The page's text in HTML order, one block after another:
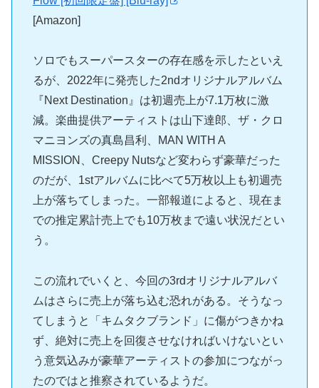
[Amazon]
ソロでもスーパースターの存在感を示したといえ
るが、2022年に発売した2ndオリジナルアルバム
『Next Destination』は初週売上が7.1万枚に激
減。楽曲提供アーティストは山下達郎、ザ・クロ
マニヨンズの真島昌利、MAN WITH A
MISSION、Creepy Nutsなど変わらず豪華だった
のだが、1stアルバムに比べて5万枚以上も初週売
上が落ちてしまった。一部報道によると、現在ま
での推定累計売上でも10万枚まで遠い状況だとい
う。
この流れでいくと、今回の3rdオリジナルアルバ
ムはさらに売上が落ち込む恐れがある。そうなっ
てしまうと「キムタクブランド」に傷がつきかね
ず、絶対に売上を回復させなければいけないとい
う意気込みが豪華アーティストの参加につながっ
たのではと推察されているようだ。